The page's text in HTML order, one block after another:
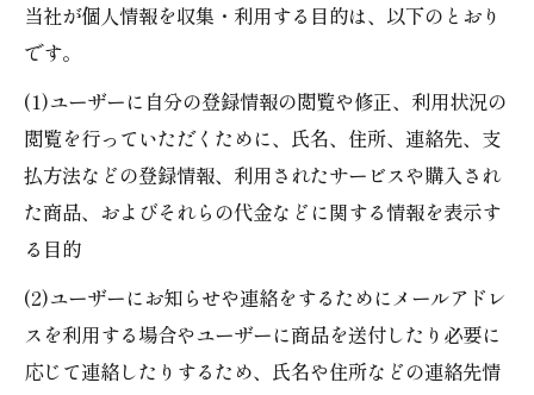
当社が個人情報を収集・利用する目的は、以下のとおり
です。
(1)ユーザーに自分の登録情報の閲覧や修正、利用状況の
閲覧を行っていただくために、氏名、住所、連絡先、支
払方法などの登録情報、利用されたサービスや購入され
た商品、およびそれらの代金などに関する情報を表示す
る目的
(2)ユーザーにお知らせや連絡をするためにメールアドレ
スを利用する場合やユーザーに商品を送付したり必要に
応じて連絡したりするため、氏名や住所などの連絡先情